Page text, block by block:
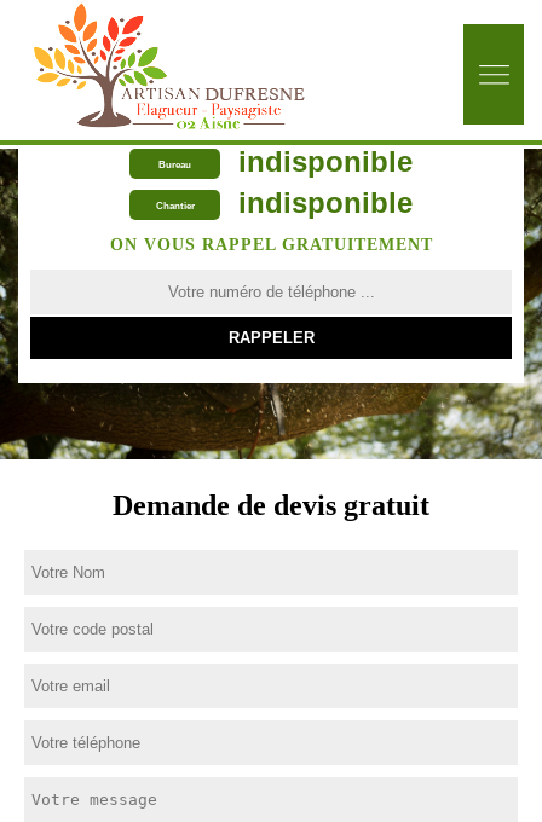
Bureau indisponible
Chantier indisponible
ON VOUS RAPPEL GRATUITEMENT
Demande de devis gratuit